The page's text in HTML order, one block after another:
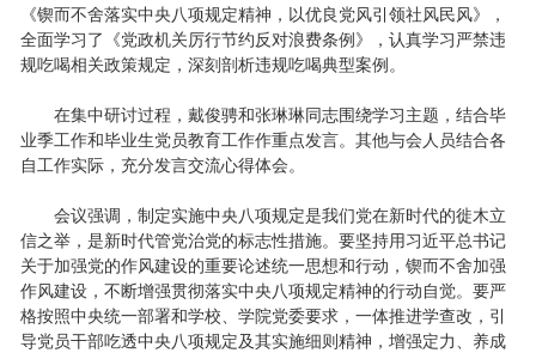
《锲而不舍落实中央八项规定精神，以优良党风引领社风民风》，
全面学习了《党政机关厉行节约反对浪费条例》，认真学习严禁违
规吃喝相关政策规定，深刻剖析违规吃喝典型案例。
在集中研讨过程，戴俊骋和张琳琳同志围绕学习主题，结合毕
业季工作和毕业生党员教育工作作重点发言。其他与会人员结合各
自工作实际，充分发言交流心得体会。
会议强调，制定实施中央八项规定是我们党在新时代的徙木立
信之举，是新时代管党治党的标志性措施。要坚持用习近平总书记
关于加强党的作风建设的重要论述统一思想和行动，锲而不舍加强
作风建设，不断增强贯彻落实中央八项规定精神的行动自觉。要严
格按照中央统一部署和学校、学院党委要求，一体推进学查改，引
导党员干部吃透中央八项规定及其实施细则精神，增强定力、养成